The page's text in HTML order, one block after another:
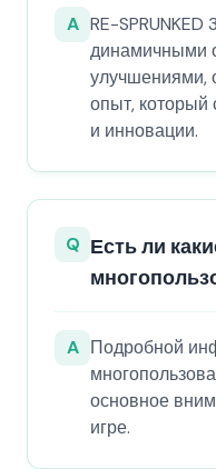
A RE-
динамичными
улучшениями,
опыт, который
и инновации.
Q Есть ли
A Подробной
основное
игре.